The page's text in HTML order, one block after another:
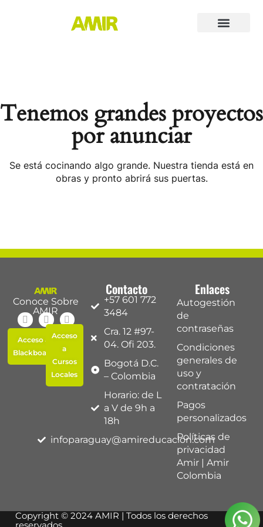
Tenemos grandes proyectos
por anunciar
Se está cocinando algo grande. Nuestra tienda está en
obras y pronto abrirá sus puertas.
Conoce Sobre
AMIR
Acceso a
Blackboard
Acceso
a
Cursos
Locales
Contacto
+57 601 772
3484
Cra. 12 #97-
04. Ofi 203.
Bogotá D.C.
– Colombia
Horario: de L
a V de 9h a
18h
infoparaguay@amireducacion.com
Enlaces
Autogestión
de
contraseñas
Condiciones
generales de
uso y
contratación
Pagos
personalizados
Políticas de
privacidad
Amir | Amir
Colombia
Copyright © 2024 AMIR | Todos los derechos